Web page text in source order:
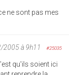
ne sont pas mes
2005 à 9h11 #25035
qu'ils soient ici